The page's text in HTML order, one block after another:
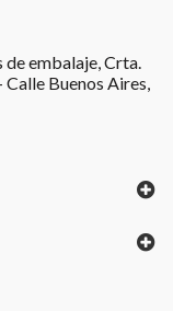
de embalaje, Crta.
Buenos Aires,